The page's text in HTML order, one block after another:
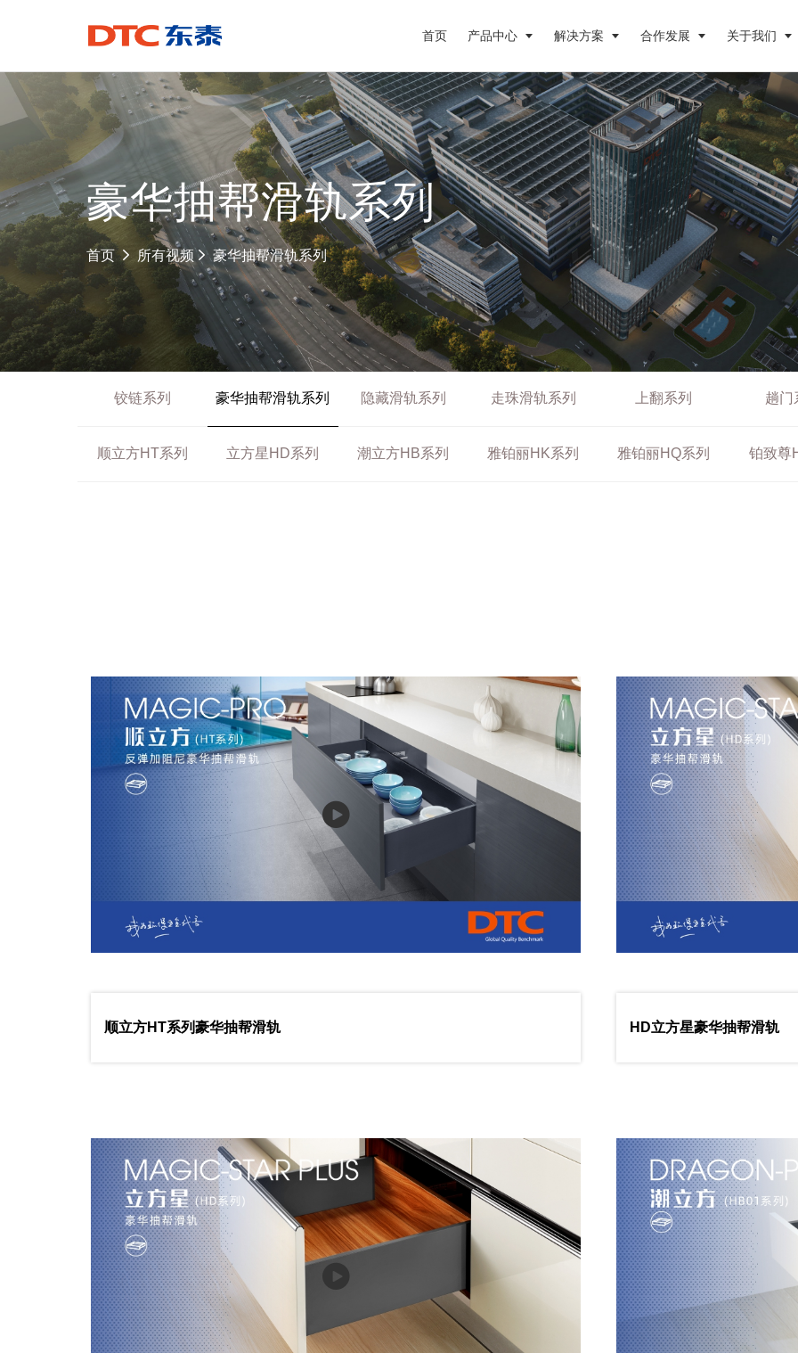
首页 产品中心 解决方案 合作发展 关于我们
豪华抽帮滑轨系列
首页 所有视频 豪华抽帮滑轨系列
铰链系列 豪华抽帮滑轨系列 隐藏滑轨系列 走珠滑轨系列 上翻系列 趟门
顺立方HT系列 立方星HD系列 潮立方HB系列 雅铂丽HK系列 雅铂丽HQ系列 铂致尊
顺立方HT系列豪华抽帮滑轨 HD立方星豪华抽帮滑轨